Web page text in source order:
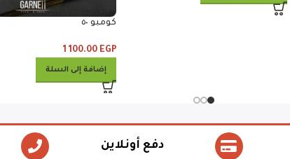
كومبو ٥٠
1 100.00 EGP
إضافة إلى السلة
دفع أونلاين